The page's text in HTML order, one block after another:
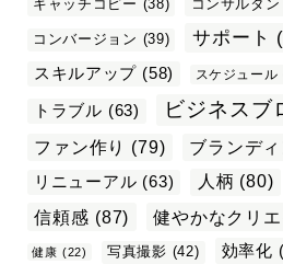
キャッチコピー (38) コンサルタン
コンバージョン (39) サポート
スキルアップ (58) スケジュール
トラブル (63) ビジネスブ
ファン作り (79) ブランデ
リニューアル (63) 人柄 (80)
信頼感 (87) 健やかなクリ
健康 (22) 写真撮影 (42) 効率化